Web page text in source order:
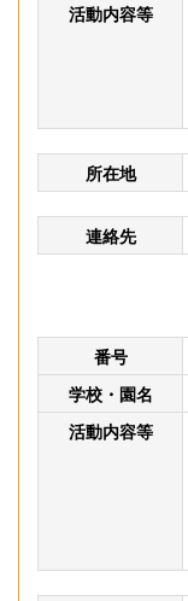
活動内容等
所在地
連絡先
番号
学校・園名
活動内容等